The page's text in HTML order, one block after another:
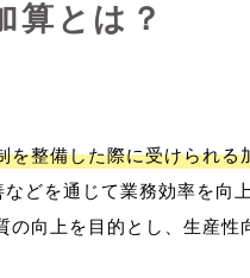
算とは？
を整備した際に受けられる
どを通じて業務効率を向
向上を目的とし、生産性